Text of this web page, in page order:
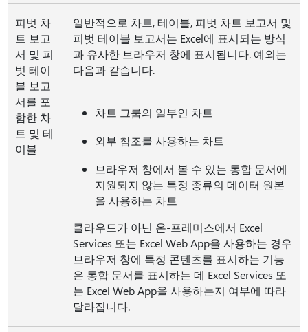
피벗 차
트 보고
서 및 피
벗 테이
블 보고
서를 포
함한 차
트 및 테
이블
일반적으로 차트, 테이블, 피벗 차트 보고서 및
피벗 테이블 보고서는 Excel에 표시되는 방식
과 유사한 브라우저 창에 표시됩니다. 예외는
다음과 같습니다.
차트 그룹의 일부인 차트
외부 참조를 사용하는 차트
브라우저 창에서 볼 수 있는 통합 문서에
지원되지 않는 특정 종류의 데이터 원본
을 사용하는 차트
클라우드가 아닌 온-프레미스에서 Excel
Services 또는 Excel Web App을 사용하는 경우
브라우저 창에 특정 콘텐츠를 표시하는 기능
은 통합 문서를 표시하는 데 Excel Services 또
는 Excel Web App을 사용하는지 여부에 따라
달라집니다.